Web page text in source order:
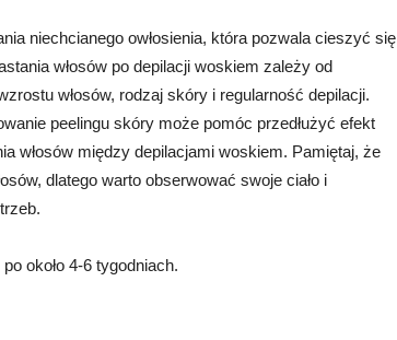
niechcianego owłosienia, która pozwala cieszyć się
włosów po depilacji woskiem zależy od
włosów, rodzaj skóry i regularność depilacji.
peelingu skóry może pomóc przedłużyć efekt
włosów między depilacjami woskiem. Pamiętaj, że
dlatego warto obserwować swoje ciało i
około 4-6 tygodniach.